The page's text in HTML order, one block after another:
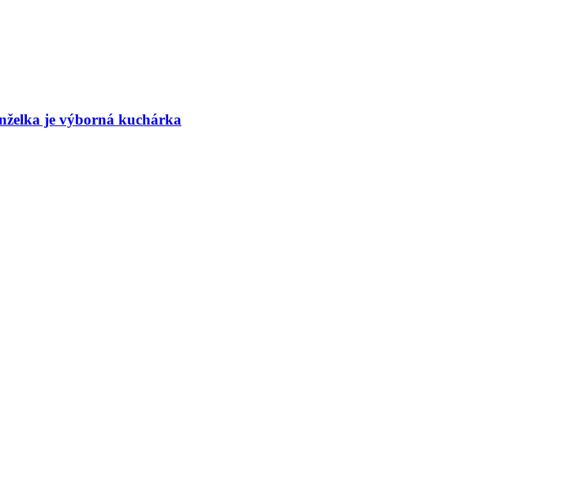
je výborná kuchárka